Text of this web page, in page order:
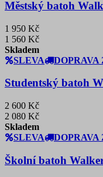
Městský batoh
1 950 Kč
1 560 Kč
Skladem
SLEVA
Studentský batoh
2 600 Kč
2 080 Kč
Skladem
SLEVA
Školní batoh